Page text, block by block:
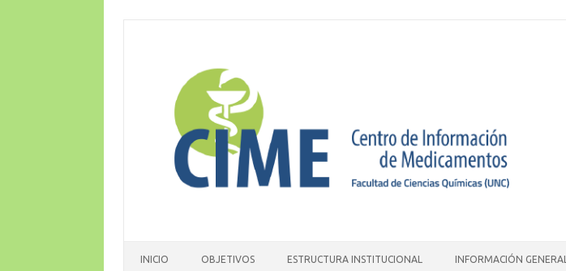
INICIO OBJETIVOS ESTRUCTURA INSTITUCIONAL INFORMACIÓN GENERAL